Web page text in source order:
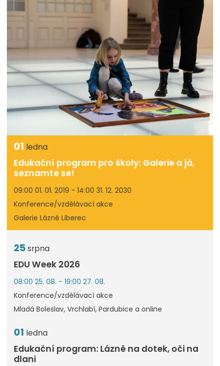
01 ledna
Edukační program pro školy: Galerie a já,
seznamte se!
09:00 01. 01. 2019 - 14:00 31. 12. 2030
Konference/vzdělávací akce
Galerie Lázně Liberec
25srpna
EDU Week 2026
08:00 25. 08. - 19:00 27. 08.
Konference/vzdělávací akce
Mladá Boleslav, Vrchlabí, Pardubice a online
01 ledna
Edukační program: Lázně na dotek, oči na
dlani